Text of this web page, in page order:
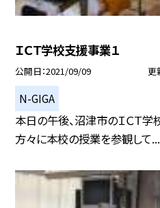
ＩＣＴ学校支援事業１
公開日 2021/09/09 更
N-GIGA
本日の午後、沼津市のＩＣＴ
方々に本校の授業を参観して...